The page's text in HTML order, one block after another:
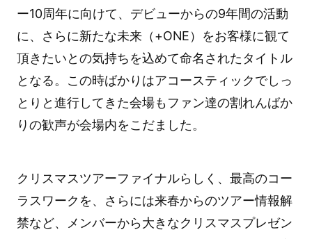
ー10周年に向けて、デビューからの9年間の活動
に、さらに新たな未来（+ONE）をお客様に観て
頂きたいとの気持ちを込めて命名されたタイトル
となる。この時ばかりはアコースティックでしっ
とりと進行してきた会場もファン達の割れんばか
りの歓声が会場内をこだました。
クリスマスツアーファイナルらしく、最高のコー
ラスワークを、さらには来春からのツアー情報解
禁など、メンバーから大きなクリスマスプレゼン